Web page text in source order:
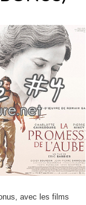
avec les films